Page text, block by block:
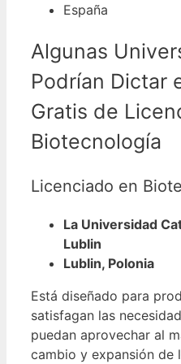
España
Algunas
Podrían Dictar
Gratis de
Biotecnología
Licenciado en
La Universidad
Lublin
Lublin, Polonia
Está diseñado para
satisfagan las
puedan aprovechar al
cambio y expansión de